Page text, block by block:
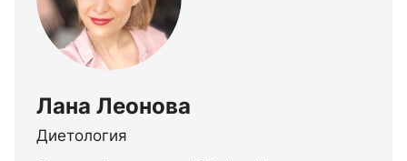
Лана Леонова
Диетология